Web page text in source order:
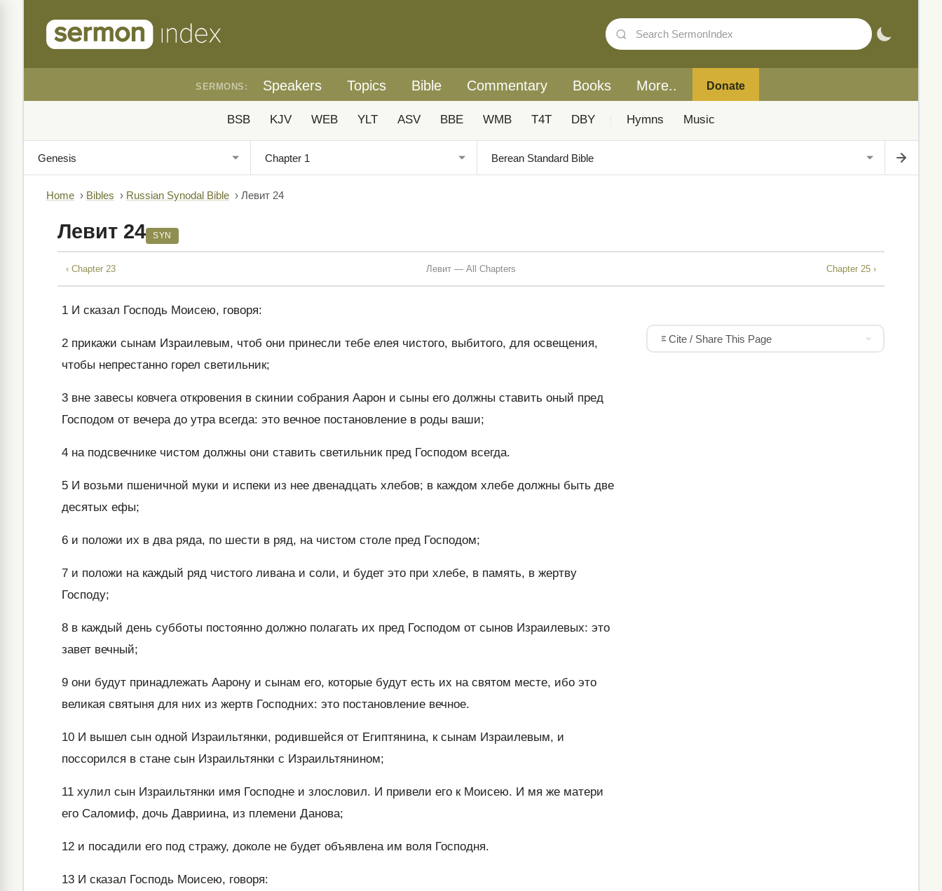
SERMONS: Speakers Topics Bible Commentary Books More.. Donate
BSB KJV WEB YLT ASV BBE WMB T4T DBY Hymns Music
Home › Bibles › Russian Synodal Bible › Левит 24
Левит 24 SYN
‹ Chapter 23 Левит — All Chapters Chapter 25 ›
1 И сказал Господь Моисею, говоря:
2 прикажи сынам Израилевым, чтоб они принесли тебе елея чистого, выбитого, для освещения,
чтобы непрестанно горел светильник;
3 вне завесы ковчега откровения в скинии собрания Аарон и сыны его должны ставить оный пред
Господом от вечера до утра всегда: это вечное постановление в роды ваши;
4 на подсвечнике чистом должны они ставить светильник пред Господом всегда.
5 И возьми пшеничной муки и испеки из нее двенадцать хлебов; в каждом хлебе должны быть две
десятых ефы;
6 и положи их в два ряда, по шести в ряд, на чистом столе пред Господом;
7 и положи на каждый ряд чистого ливана и соли, и будет это при хлебе, в память, в жертву
Господу;
8 в каждый день субботы постоянно должно полагать их пред Господом от сынов Израилевых: это
завет вечный;
9 они будут принадлежать Аарону и сынам его, которые будут есть их на святом месте, ибо это
великая святыня для них из жертв Господних: это постановление вечное.
10 И вышел сын одной Израильтянки, родившейся от Египтянина, к сынам Израилевым, и
поссорился в стане сын Израильтянки с Израильтянином;
11 хулил сын Израильтянки имя Господне и злословил. И привели его к Моисею. И мя же матери
его Саломиф, дочь Давриина, из племени Данова;
12 и посадили его под стражу, доколе не будет объявлена им воля Господня.
13 И сказал Господь Моисею, говоря:
Cite / Share This Page